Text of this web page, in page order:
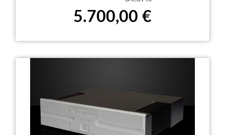
5.700,00 €